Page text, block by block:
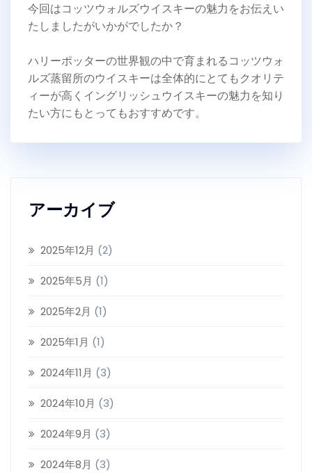
今回はコッツウォルズウイスキーの魅力をお伝えい
たしましたがいかがでしたか？
ハリーポッターの世界観の中で育まれるコッツウォ
ルズ蒸留所のウイスキーは全体的にとてもクオリテ
ィーが高くイングリッシュウイスキーの魅力を知り
たい方にもとってもおすすめです。
アーカイブ
2025年12月 (2)
2025年5月 (1)
2025年2月 (1)
2025年1月 (1)
2024年11月 (3)
2024年10月 (3)
2024年9月 (3)
2024年8月 (3)